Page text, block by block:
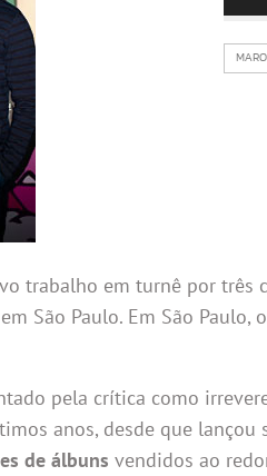
trabalho em turnê por três
São Paulo. Em São Paulo,
pela crítica como
anos, desde que lançou
de álbuns vendidos ao